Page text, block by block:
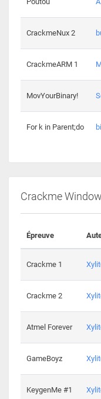
CrackmeNux 2
CrackmeARM 1
MovYourBinary!
For k in Parent;do
Crackme
Épreuve
Crackme 1
Crackme 2
Atmel Forever
GameBoyz
KeygenMe #1